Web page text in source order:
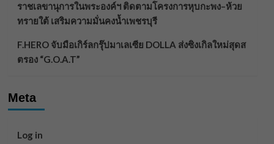
ราชเลขานุการในพระองค์ฯ ติดตามโครงการหุบกะพง–ห้วย
ทรายใต้ เสริมความมั่นคงน้ำเพชรบุรี
F.HERO จับมือเกิร์ลกรุ๊ปมาเลเซีย DOLLA ส่งซิงเกิลใหม่สุดส
ตรอง “G.O.A.T”
Meta
Log in